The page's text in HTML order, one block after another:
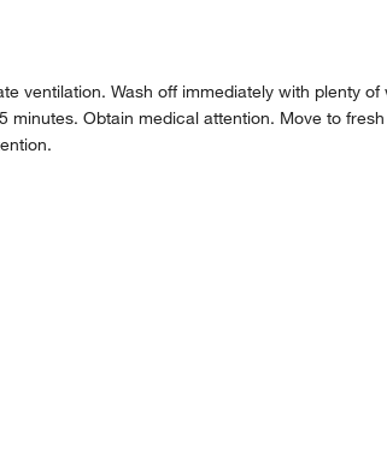
ventilation. Wash off immediately with plenty
Obtain medical attention. Move to